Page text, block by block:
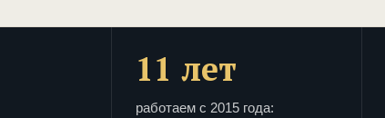
11 лет
работаем с 2015 года: